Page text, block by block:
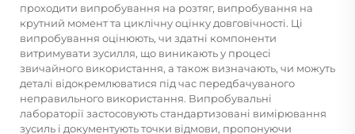
проходити випробування на розтяг, випробування на
крутний момент та циклічну оцінку довговічності. Ці
випробування оцінюють, чи здатні компоненти
витримувати зусилля, що виникають у процесі
звичайного використання, а також визначають, чи можуть
деталі відокремлюватися під час передбачуваного
неправильного використання. Випробувальні
лабораторії застосовують стандартизовані вимірювання
зусиль і документують точки відмови, пропонуючи